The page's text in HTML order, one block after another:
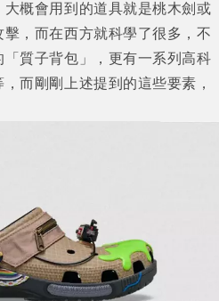
概會用到的道具就是桃木劍或
，而在西方就科學了很多，不
質子背包」，更有一系列高科
而剛剛上述提到的這些要素，